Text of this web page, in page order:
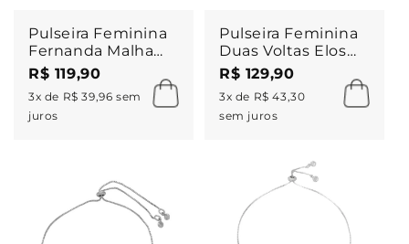
Pulseira Feminina
Fernanda Malha
Metal Fina
Folheada em
Ródio Branco
R$ 119,90
3x de R$ 39,96 sem
juros
Pulseira Feminina
Duas Voltas Elos
Folheada em
Ródio Branco Vic
R$ 129,90
3x de R$ 43,30
sem juros